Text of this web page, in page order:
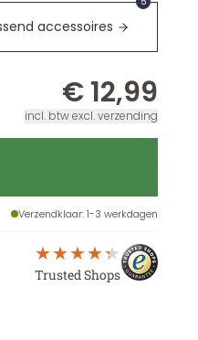
accessoires
€ 12,99
incl. btw excl. verzending
Verzendklaar: 1-3 werkdagen
Trusted Shops